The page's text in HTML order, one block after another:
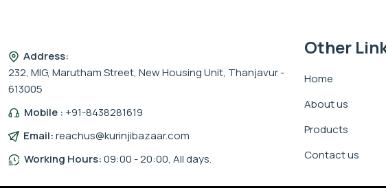
Address:
232, MIG, Marutham Street, New Housing Unit, Thanjavur -
613005
Mobile :+91-8438281619
Email:reachus@kurinjibazaar.com
Working Hours:09:00 - 20:00, All days.
Other
Home
About us
Products
Contact us